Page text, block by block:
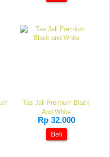
Tas Jali Premium Black
And White
Rp 32.000
Beli